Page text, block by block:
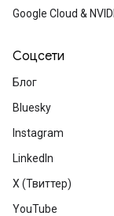
Google Cloud &
Соцсети
Блог
Bluesky
Instagram
LinkedIn
X (Твиттер)
YouTube